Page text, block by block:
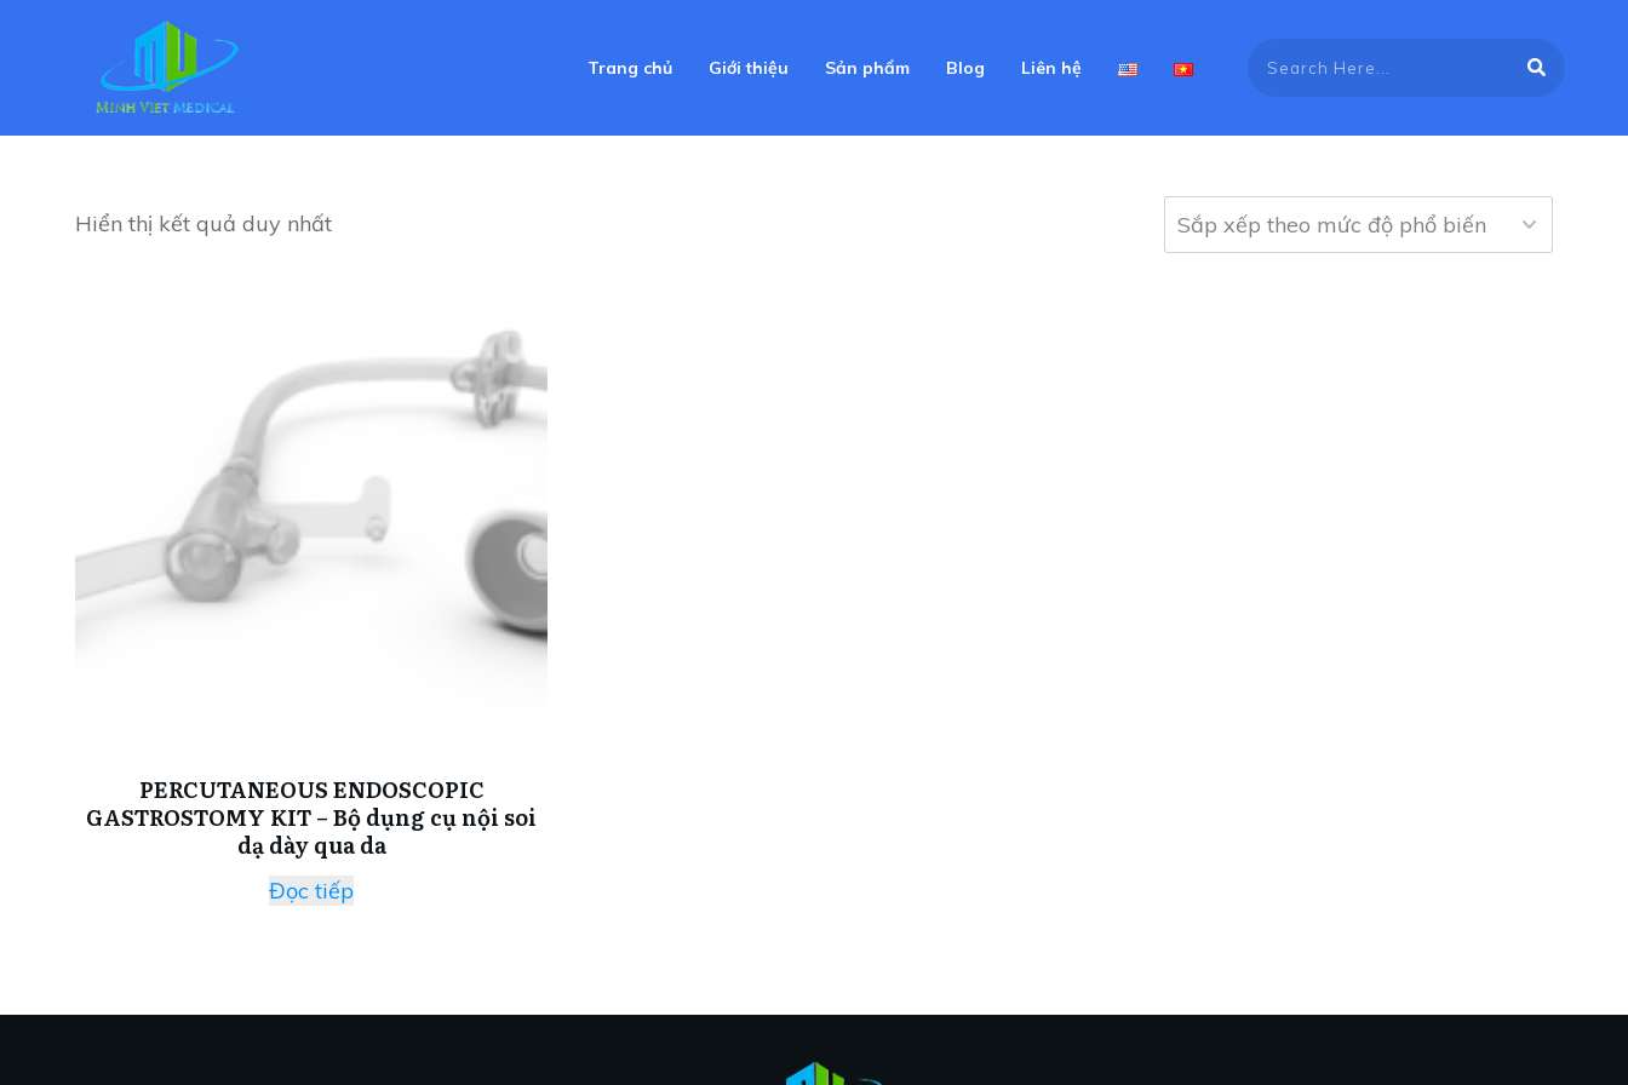
Trang chủ Giới thiệu Sản phẩm Blog Liên hệ
Hiển thị kết quả duy nhất
PERCUTANEOUS ENDOSCOPIC
GASTROSTOMY KIT – Bộ dụng cụ nội soi
dạ dày qua da
Đọc tiếp